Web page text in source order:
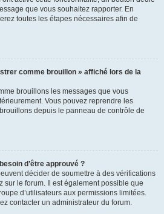
que vous souhaitez rapporter. En
toutes les étapes nécessaires afin de
comme brouillon » affiché lors de la
brouillons les messages que vous
Vous pouvez reprendre les
depuis le panneau de contrôle de
d’être approuvé ?
décider de soumettre à des vérifications
sur le forum. Il est également possible que
d’utilisateurs aux permissions limitées.
contacter un administrateur du forum.